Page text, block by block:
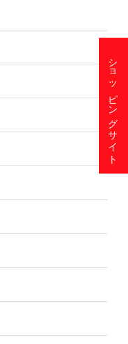
ショッピングサイト